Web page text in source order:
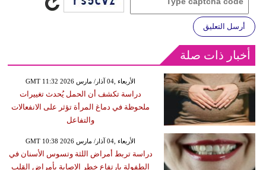
أرسل التعليق
أخبار ذات صلة
GMT 11:32 2026 الأربعاء ,04 آذار/ مارس
دراسة تكشف أن الحمل يُحدث تغييرات
ملحوظة في دماغ المرأة تؤثر على الانفعالات
والتفاعل
GMT 10:38 2026 الأربعاء ,04 آذار/ مارس
دراسة تربط أمراض اللثة وتسوس الأسنان في
الطفولة بارتفاع خطر الإصابة بأمراض القلب